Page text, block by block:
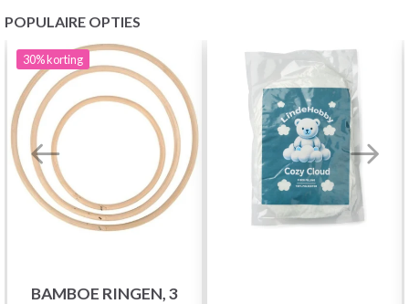
POPULAIRE OPTIES
30%korting
BAMBOE RINGEN, 3